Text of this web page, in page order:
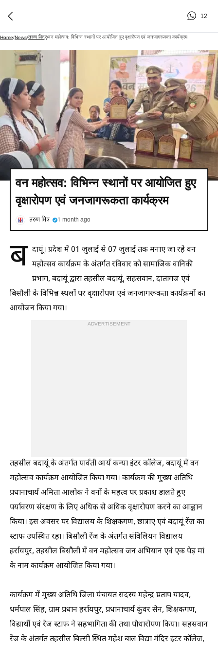
12
Home/News/तरुण मित्र/वन महोत्सव: विभिन्न स्थानों पर आयोजित हुए वृक्षारोपण एवं जनजागरूकता कार्यक्रम
वन महोत्सव: विभिन्न स्थानों पर आयोजित हुए
वृक्षारोपण एवं जनजागरूकता कार्यक्रम
तरुण मित्र 1 month ago
ब दायूं। प्रदेश में 01 जुलाई से 07 जुलाई तक मनाए जा रहे वन
महोत्सव कार्यक्रम के अंतर्गत रविवार को सामाजिक वानिकी
प्रभाग, बदायूं द्वारा तहसील बदायूं, सहसवान, दातागंज एवं
बिसौली के विभिन्न स्थलों पर वृक्षारोपण एवं जनजागरूकता कार्यक्रमों का
आयोजन किया गया।
ADVERTISEMENT
तहसील बदायूं के अंतर्गत पार्वती आर्य कन्या इंटर कॉलेज, बदायूं में वन
महोत्सव कार्यक्रम आयोजित किया गया। कार्यक्रम की मुख्य अतिथि
प्रधानाचार्य अमिता आलोक ने वनों के महत्व पर प्रकाश डालते हुए
पर्यावरण संरक्षण के लिए अधिक से अधिक वृक्षारोपण करने का आह्वान
किया। इस अवसर पर विद्यालय के शिक्षकगण, छात्राएं एवं बदायूं रेंज का
स्टाफ उपस्थित रहा। बिसौली रेंज के अंतर्गत संविलियन विद्यालय
हर्रायपुर, तहसील बिसौली में वन महोत्सव जन अभियान एवं एक पेड़ मां
के नाम कार्यक्रम आयोजित किया गया।
कार्यक्रम में मुख्य अतिथि जिला पंचायत सदस्य महेन्द्र प्रताप यादव,
धर्मपाल सिंह, ग्राम प्रधान हर्रायपुर, प्रधानाचार्य कुंवर सेन, शिक्षकगण,
विद्यार्थी एवं रेंज स्टाफ ने सहभागिता की तथा पौधारोपण किया। सहसवान
रेंज के अंतर्गत तहसील बिल्सी स्थित महेश बाल विद्या मंदिर इंटर कॉलेज,